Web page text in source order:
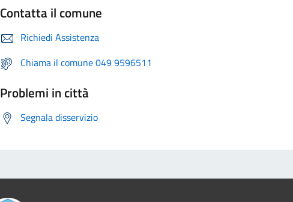
Contatta il comune
Richiedi Assistenza
Chiama il comune 049 9596511
Problemi in città
Segnala disservizio